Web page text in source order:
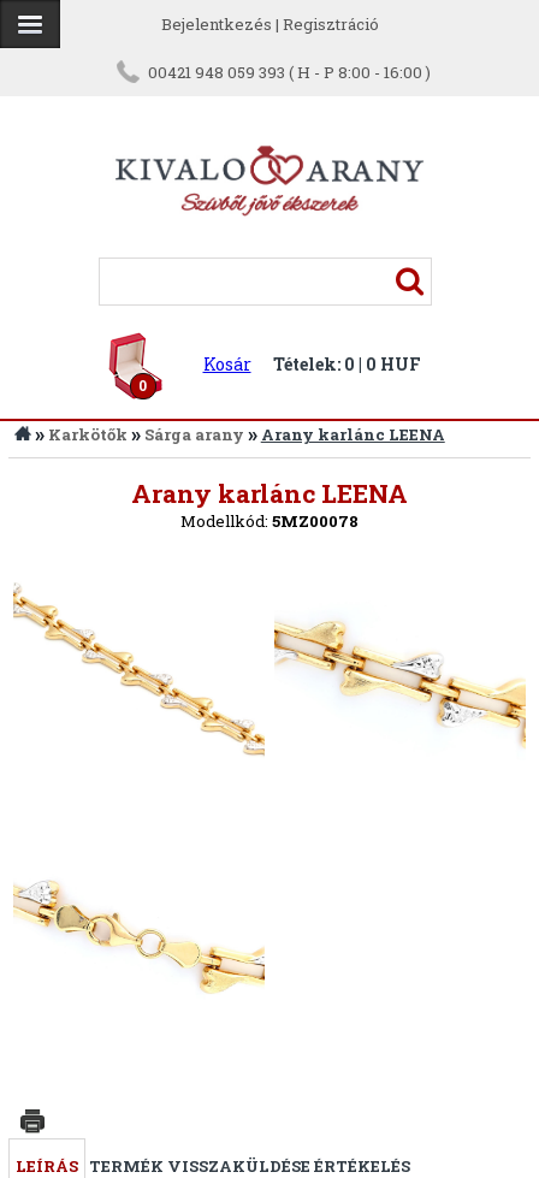
Bejelentkezés | Regisztráció
00421 948 059 393 ( H - P 8:00 - 16:00 )
0
Kosár Tételek: 0 | 0 HUF
» Karkötők » Sárga arany » Arany karlánc LEENA
Arany karlánc LEENA
Modellkód: 5MZ00078
LEÍRÁS TERMÉK VISSZAKÜLDÉSE ÉRTÉKELÉS